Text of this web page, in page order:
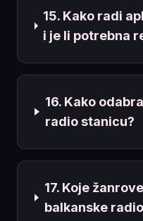
15. Kako radi
i je li potrebna
16. Kako
radio stanicu?
17. Koje
balkanske